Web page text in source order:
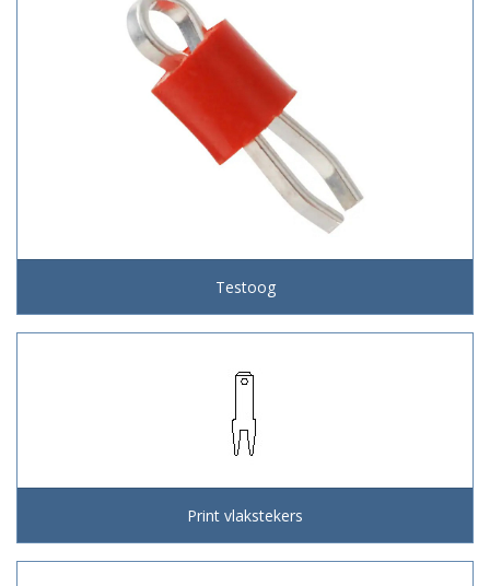
Testoog
Print vlakstekers